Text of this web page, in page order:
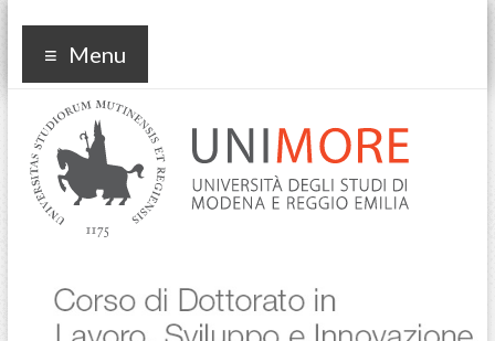
Corso di dottorato in
Lavoro Sviluppo
Innovazione
Menu